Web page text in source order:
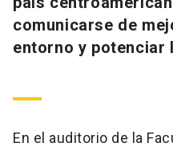
Información para
Futuros estudiantes
Go to english site
comunicarse de
entorno y potenciar
En el auditorio de la